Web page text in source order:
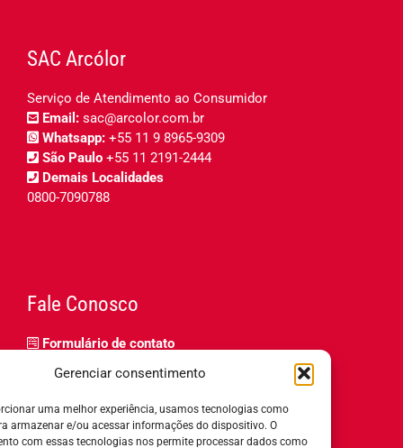
Gerenciar consentimento
uma melhor experiência, usamos tecnologias como
armazenar e/ou acessar informações do dispositivo. O
com essas tecnologias nos permite processar dados como
SAC Arcólor
Serviço de Atendimento ao Consumidor
Email: sac@arcolor.com.br
Whatsapp: +55 11 9 8965-9309
São Paulo +55 11 2191-2444
Demais Localidades
0800-7090788
Fale Conosco
Formulário de contato